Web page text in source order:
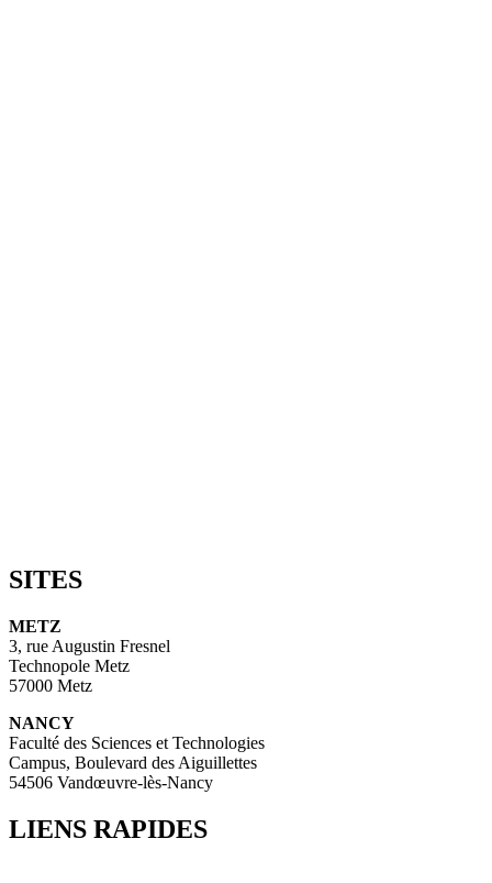
SITES
METZ
3, rue Augustin Fresnel
Technopole Metz
57000 Metz
NANCY
Faculté des Sciences et Technologies
Campus, Boulevard des Aiguillettes
54506 Vandœuvre-lès-Nancy
LIENS RAPIDES